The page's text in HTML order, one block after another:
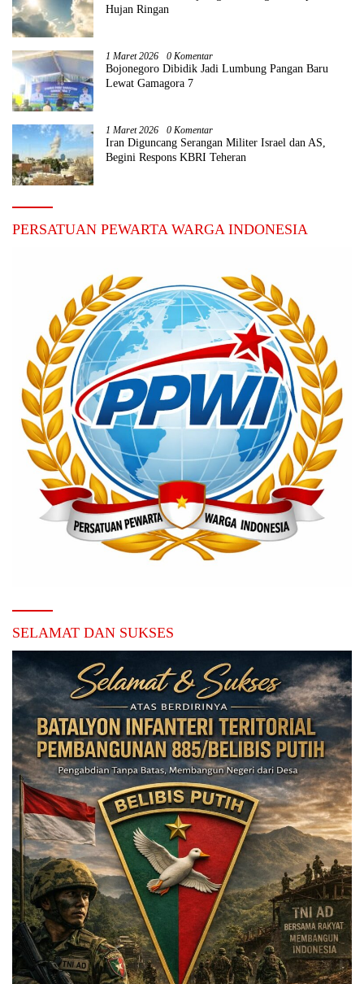
Hujan Ringan
1 Maret 2026 0 Komentar
Bojonegoro Dibidik Jadi Lumbung Pangan Baru
Lewat Gamagora 7
1 Maret 2026 0 Komentar
Iran Diguncang Serangan Militer Israel dan AS,
Begini Respons KBRI Teheran
PERSATUAN PEWARTA WARGA INDONESIA
SELAMAT DAN SUKSES